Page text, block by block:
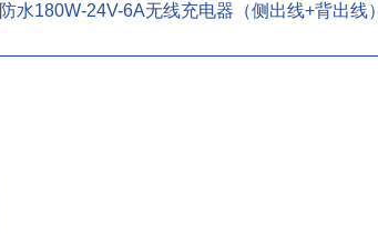
防水180W-24V-6A无线充电器（侧出线+背出线）